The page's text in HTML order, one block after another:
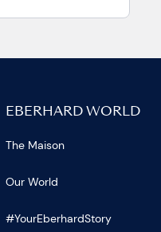
EBERHARD WORLD
The Maison
Our World
#YourEberhardStory